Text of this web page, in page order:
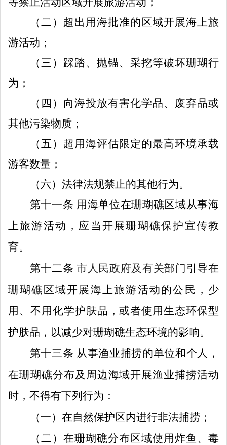
（二） 超出用海批准的区域开展海上旅
游活动；
（ 三 ） 踩踏、 抛锚、采挖等破坏珊瑚行
为 ；
（ 四 ） 向海投放有害化学品、废弃品或
其他污染物质；
（五）超用海评估限定的最高环境承载
游客数量；
（六）法律法规禁止的其他行为。
第十一条 用海单位在珊瑚礁区域从事海
上旅游活动，应当开展珊瑚礁保护宣传教
育。
第十二条 市人民政府及有关部门引导在
珊瑚礁区域开展海上旅游活动的公民，少
用、不用化学护肤品，或者使用生态环保型
护肤品 ，以减少对珊瑚礁生态环境的影响。
第十三条 从事渔业捕捞的单位和个人，
在珊瑚礁分布及周边海域开展渔业捕捞活动
时，不得有下列行为：
（一）在自然保护区内进行非法捕捞；
（二）在珊瑚礁分布区域使用炸鱼、毒